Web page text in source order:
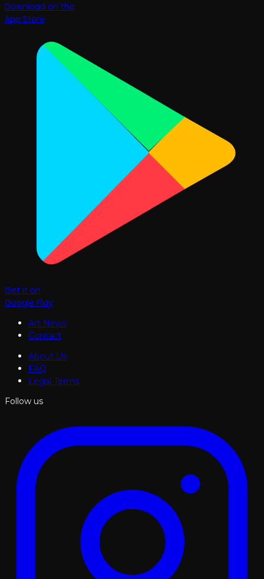
Download on the
App Store
Get it on
Google Play
Art News
Contact
About Us
FAQ
Legal Terms
Follow us